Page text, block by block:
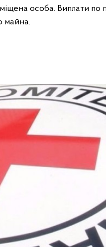
особа. Виплати
майна.